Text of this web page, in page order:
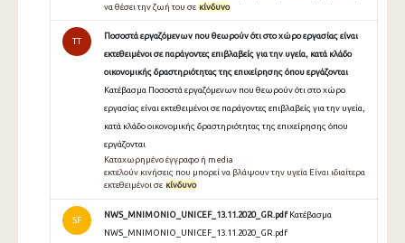
να θέσει την ζωή του σε κίνδυνο
TT
Ποσοστά εργαζόμενων που θεωρούν ότι στο χώρο εργασίας είναι
εκτεθειμένοι σε παράγοντες επιβλαβείς για την υγεία, κατά κλάδο
οικονομικής δραστηριότητας της επιχείρησης όπου εργάζονται
Κατέβασμα Ποσοστά εργαζόμενων που θεωρούν ότι στο χώρο
εργασίας είναι εκτεθειμένοι σε παράγοντες επιβλαβείς για την υγεία,
κατά κλάδο οικονομικής δραστηριότητας της επιχείρησης όπου
εργάζονται
Καταχωρημένο έγγραφο ή media
εκτελούν κινήσεις που μπορεί να βλάψουν την υγεία Είναι ιδιαίτερα
εκτεθειμένοι σε κίνδυνο
SF
NWS_MNIMONIO_UNICEF_13.11.2020_GR.pdf Κατέβασμα
NWS_MNIMONIO_UNICEF_13.11.2020_GR.pdf